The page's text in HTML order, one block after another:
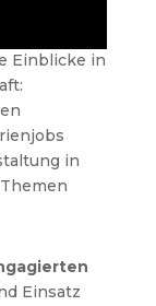
Einblicke in
in
Einsatz